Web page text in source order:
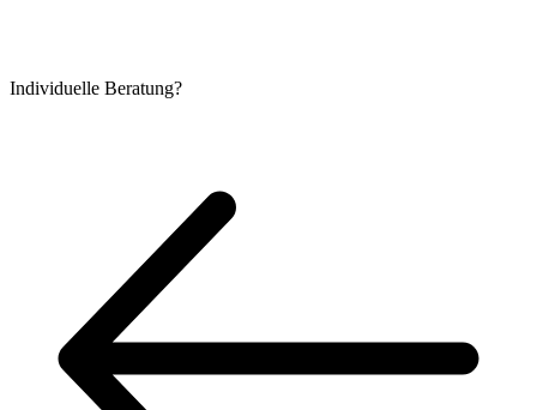
Individuelle Beratung?